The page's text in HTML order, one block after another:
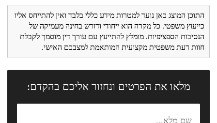
התוכן המוצג כאן נועד למטרות מידע כללי בלבד ואין להתייחס אליו
כייעוץ משפטי. כל מקרה הוא ייחודי ודורש בחינה מעמיקה של
הנסיבות הספציפיות. מומלץ להתייעץ עם עורך דין מוסמך לקבלת
חוות דעת משפטית מקצועית המותאמת למצבכם האישי.
מלאו את הפרטים ונחזור אליכם בהקדם: